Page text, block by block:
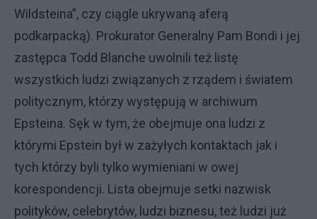
Wildsteina”, czy ciągle ukrywaną aferą
podkarpacką). Prokurator Generalny Pam Bondi i jej
zastępca Todd Blanche uwolnili też listę
wszystkich ludzi związanych z rządem i światem
politycznym, którzy występują w archiwum
Epsteina. Sęk w tym, że obejmuje ona ludzi z
którymi Epstein był w zażyłych kontaktach jak i
tych którzy byli tylko wymieniani w owej
korespondencji. Lista obejmuje setki nazwisk
polityków, celebrytów, ludzi biznesu, też ludzi już